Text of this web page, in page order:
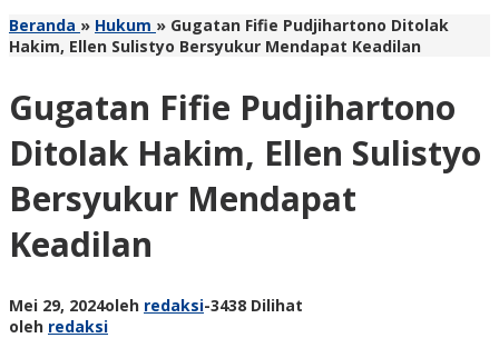
Beranda » Hukum » Gugatan Fifie Pudjihartono Ditolak
Hakim, Ellen Sulistyo Bersyukur Mendapat Keadilan
Gugatan Fifie Pudjihartono
Ditolak Hakim, Ellen Sulistyo
Bersyukur Mendapat
Keadilan
Mei 29, 2024oleh redaksi-3438 Dilihat
oleh redaksi